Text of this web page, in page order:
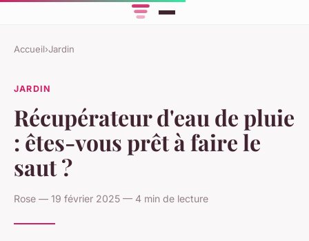
Accueil›Jardin
JARDIN
Récupérateur d'eau de pluie
: êtes-vous prêt à faire le
saut ?
Rose — 19 février 2025 — 4 min de lecture